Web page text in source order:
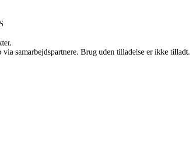
samarbejdspartnere. Brug uden tilladelse er ikke tilladt.